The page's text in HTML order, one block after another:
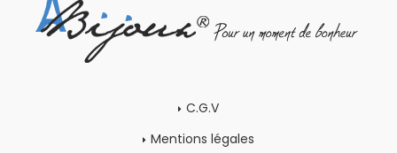
C.G.V
Mentions légales